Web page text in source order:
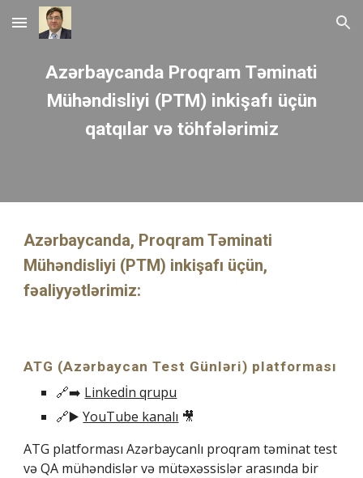
Skip to main content Skip to navigation
Azərbaycanda Proqram Təminati
Mühəndisliyi (PTM) inkişafı üçün
qatqılar və töhfələrimiz
Azərbaycanda, Proqram Təminati
Mühəndisliyi (PTM) inkişafı üçün,
fəaliyyətlərimiz:
ATG (Azərbaycan Test Günləri) platforması
🔗➡️ Linkedİn qrupu
🔗▶️ YouTube kanalı 🎥
ATG platforması Azərbaycanlı proqram təminat test
və QA mühəndislər və mütəxəssislər arasında bir